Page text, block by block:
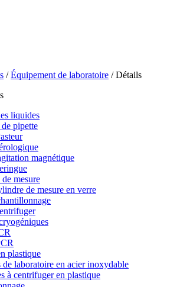
/Équipement de laboratoire / Détails
liquides
pipette
magnétique
mesure
de mesure en verre
plastique
de laboratoire en acier inoxydable
à centrifuger en plastique